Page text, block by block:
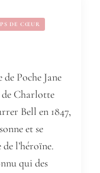
DE CŒUR
Poche Jane
Charlotte
Bell en 1847,
et se
l’héroïne.
qui des